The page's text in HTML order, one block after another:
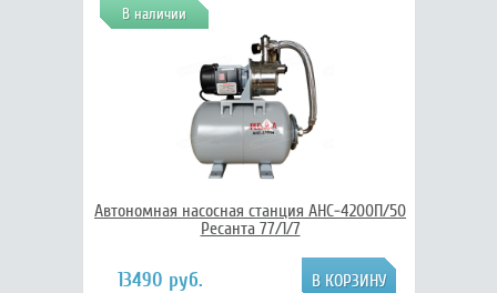
В наличии
Автономная насосная станция АНС-4200П/50
Ресанта 77/1/7
13490 руб.